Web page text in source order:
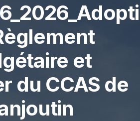
et
du CCAS de